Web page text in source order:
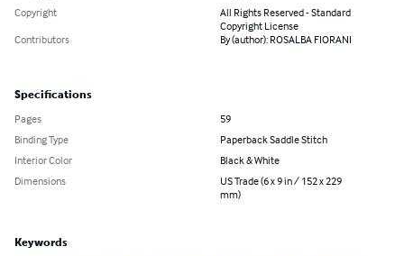
Copyright
All Rights Reserved - Standard
Copyright License
Contributors
By (author): ROSALBA FIORANI
Specifications
Pages
59
Binding Type
Paperback Saddle Stitch
Interior Color
Black & White
Dimensions
US Trade (6 x 9 in / 152 x 229
mm)
Keywords